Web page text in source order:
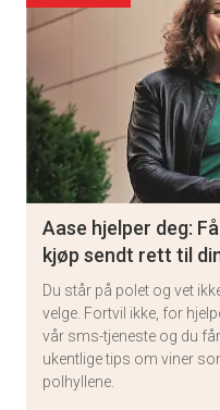
Aase hjelper deg:
kjøp sendt rett til
Du står på polet og vet
velge. Fortvil ikke, for
vår sms-tjeneste og du
ukentlige tips om viner
polhyllene.